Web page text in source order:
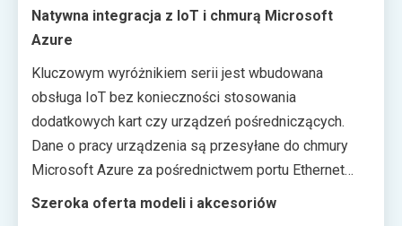
Sprawność urządzeń w trybie sieciowym wynosi
bezpieczeństwo nawet dla najbardziej wrażliwych
odbiorników.
Natywna integracja z IoT i chmurą Microsoft
Azure
Kluczowym wyróżnikiem serii jest wbudowana
obsługa IoT bez konieczności stosowania
dodatkowych kart czy urządzeń pośredniczących.
Dane o pracy urządzenia są przesyłane do chmury
Microsoft Azure za pośrednictwem portu Ethernet
(RJ-45), który znajduje się na tylnym panelu każdego
Szeroka oferta modeli i akcesoriów